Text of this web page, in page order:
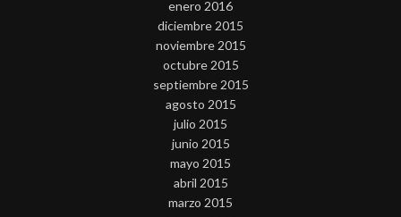
enero 2016
diciembre 2015
noviembre 2015
octubre 2015
septiembre 2015
agosto 2015
julio 2015
junio 2015
mayo 2015
abril 2015
marzo 2015